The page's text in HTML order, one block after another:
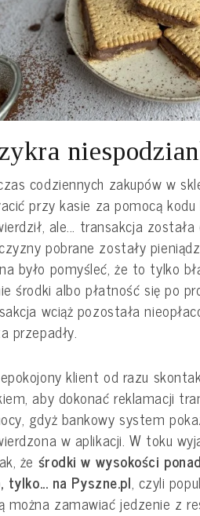
codziennych zakupów w
przy kasie za pomocą kodu
ale... transakcja
pobrane zostały
było pomyśleć, że to tylko
środki albo płatność się po
wciąż pozostała
przepadły.
klient od razu
aby dokonać reklamacji
gdyż bankowy system
w aplikacji. W toku
że środki w wysokości
tylko... na Pyszne.pl, czyli
można zamawiać jedzenie z